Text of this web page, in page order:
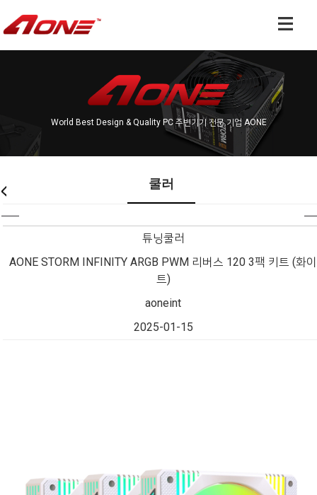
World Best Design & Quality PC 주변기기 전문 기업 AONE
쿨러
튜닝쿨러
AONE STORM INFINITY ARGB PWM 리버스 120 3팩 키트 (화이
트)
aoneint
2025-01-15